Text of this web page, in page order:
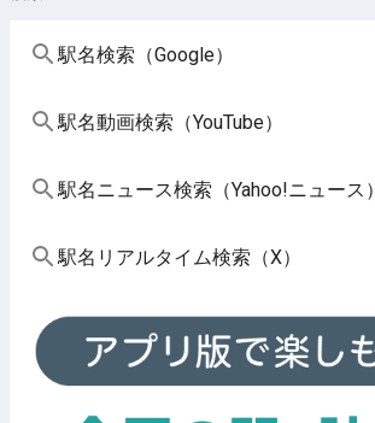
駅名検索（Google）
駅名動画検索（YouTube）
駅名ニュース検索（Yahoo!ニュース）
駅名リアルタイム検索（X）